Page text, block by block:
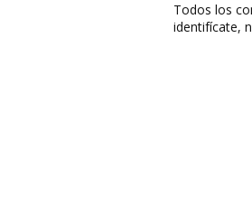
Todos los
identifícate,